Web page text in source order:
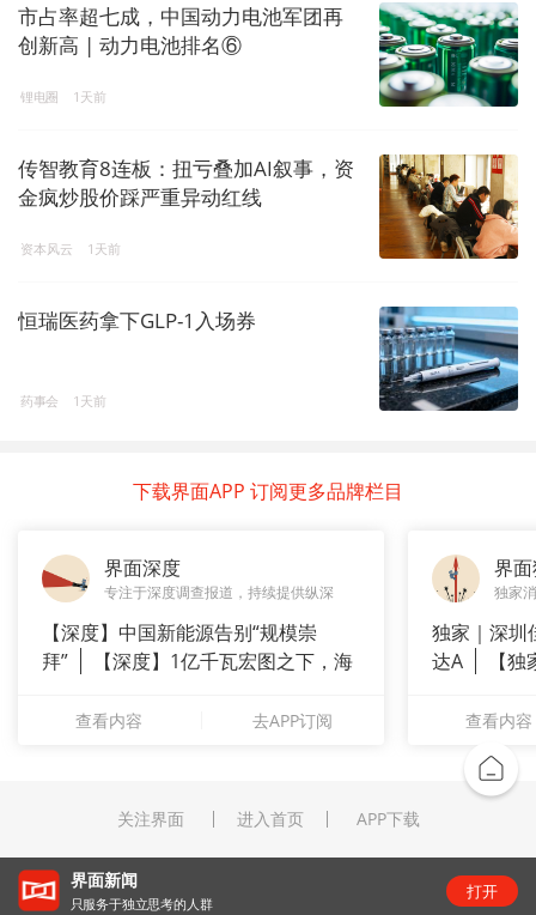
市占率超七成，中国动力电池军团再
创新高 | 动力电池排名⑥
锂电圈 1天前
传智教育8连板：扭亏叠加AI叙事，资
金疯炒股价踩严重异动红线
资本风云 1天前
恒瑞医药拿下GLP-1入场券
药事会 1天前
下载界面APP 订阅更多品牌栏目
界面深度
专注于深度调查报道，持续提供纵深
【深度】中国新能源告别“规模崇
拜”
【深度】1亿千瓦宏图之下，海
查看内容 去APP订阅
界
独家
独家｜深圳
达A
【
查看内容
关注界面 进入首页 APP下载
界面新闻
只服务于独立思考的人群
打开